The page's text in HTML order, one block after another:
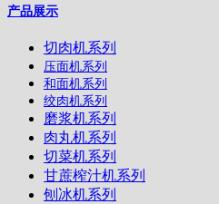
产品展示
切肉机系列
压面机系列
和面机系列
绞肉机系列
磨浆机系列
肉丸机系列
切菜机系列
甘蔗榨汁机系列
刨冰机系列